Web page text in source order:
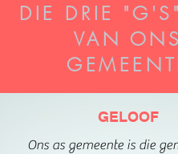
DIE DRIE
VAN ONS
GELOOF
Ons as gemeente is die